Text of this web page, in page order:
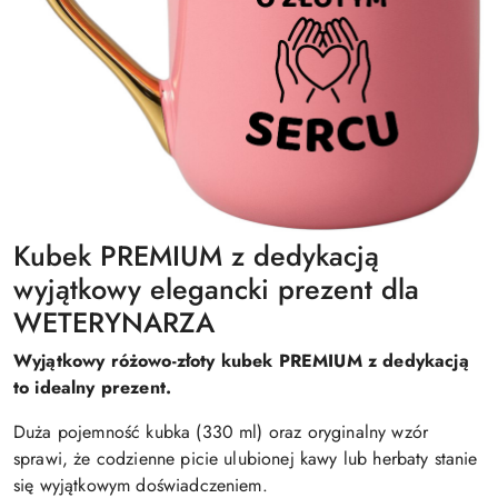
Kubek PREMIUM z dedykacją
wyjątkowy elegancki prezent dla
WETERYNARZA
Wyjątkowy różowo-złoty kubek PREMIUM z dedykacją
to idealny prezent.
Duża pojemność kubka (330 ml) oraz oryginalny wzór
sprawi, że codzienne picie ulubionej kawy lub herbaty stanie
się wyjątkowym doświadczeniem.